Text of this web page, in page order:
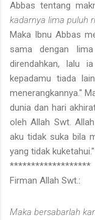
Abbas tentang
kadarnya lima puluh
Maka Ibnu Abbas
sama dengan
direndahkan, lalu
kepadamu tiada
menerangkannya."
dunia dan hari
oleh Allah Swt.
aku tidak suka bila
yang tidak kuketahui."
*******************
Firman Allah Swt.:
Maka bersabarlah